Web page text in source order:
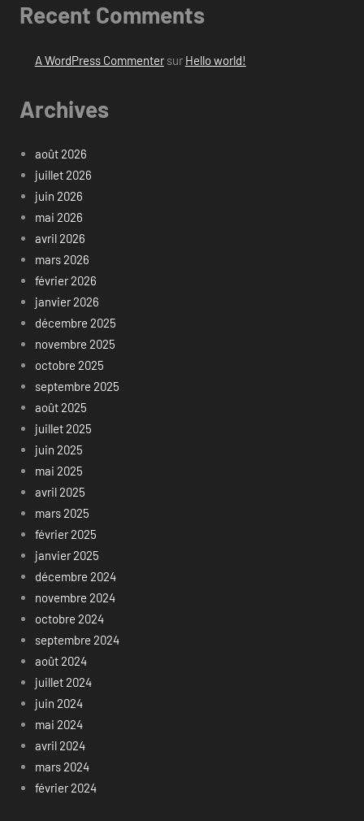
Recent Comments
A WordPress Commentersur Hello world!
Archives
août 2026
juillet 2026
juin 2026
mai 2026
avril 2026
mars 2026
février 2026
janvier 2026
décembre 2025
novembre 2025
octobre 2025
septembre 2025
août 2025
juillet 2025
juin 2025
mai 2025
avril 2025
mars 2025
février 2025
janvier 2025
décembre 2024
novembre 2024
octobre 2024
septembre 2024
août 2024
juillet 2024
juin 2024
mai 2024
avril 2024
mars 2024
février 2024